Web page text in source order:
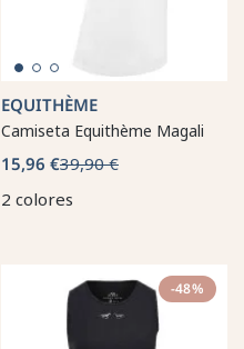
EQUITHÈME
Camiseta Equithème Magali
15,96 €39,90 €
2 colores
-48%